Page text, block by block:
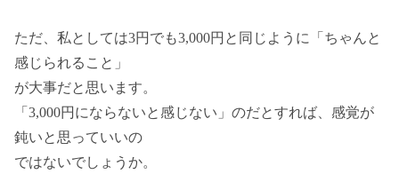
ただ、私としては3円でも3,000円と同じように「ちゃんと
感じられること」
が大事だと思います。
「3,000円にならないと感じない」のだとすれば、感覚が
鈍いと思っていいの
ではないでしょうか。